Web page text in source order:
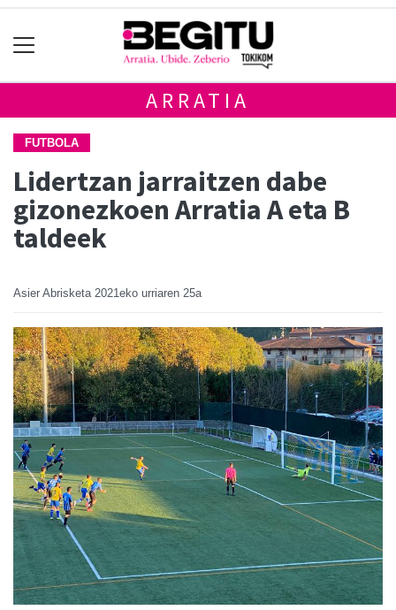
ARRATIA
FUTBOLA
Lidertzan jarraitzen dabe
gizonezkoen Arratia A eta B
taldeek
Asier Abrisketa 2021eko urriaren 25a